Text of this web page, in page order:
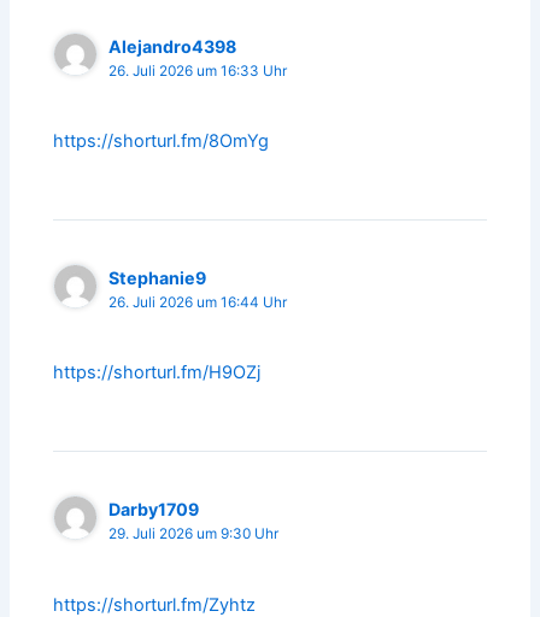
Alejandro4398
26. Juli 2026 um 16:33 Uhr
https://shorturl.fm/8OmYg
Stephanie9
26. Juli 2026 um 16:44 Uhr
https://shorturl.fm/H9OZj
Darby1709
29. Juli 2026 um 9:30 Uhr
https://shorturl.fm/Zyhtz